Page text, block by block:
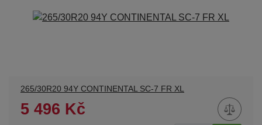
265/30R20 94Y CONTINENTAL SC-7 FR XL
5 496 Kč